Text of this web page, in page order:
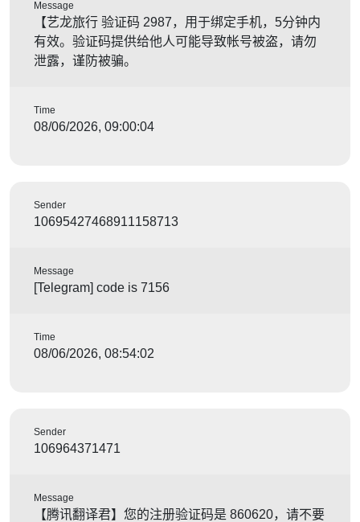
Message
【艺龙旅行 验证码 2987，用于绑定手机，5分钟内
有效。验证码提供给他人可能导致帐号被盗，请勿
泄露，谨防被骗。
Time
08/06/2026, 09:00:04
Sender
10695427468911158713
Message
[Telegram] code is 7156
Time
08/06/2026, 08:54:02
Sender
106964371471
Message
【腾讯翻译君】您的注册验证码是 860620，请不要